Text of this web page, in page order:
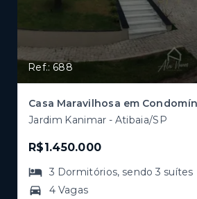
Ref.: 688
Jardim Kanimar - Atibaia/SP
R$1.450.000
3 Dormitórios, sendo3 suítes
4 Vagas